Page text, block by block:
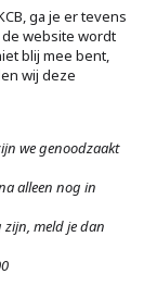
ga je er tevens
website wordt
blij mee bent,
wij deze
we genoodzaakt
alleen nog in
zijn, meld je dan